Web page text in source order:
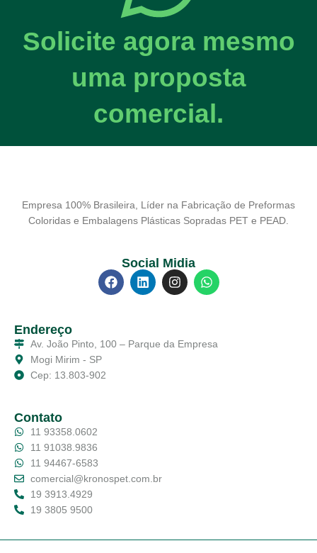
Solicite agora mesmo
uma proposta
comercial.
Empresa 100% Brasileira, Líder na Fabricação de Preformas
Coloridas e Embalagens Plásticas Sopradas PET e PEAD.
Social Midia
Endereço
Av. João Pinto, 100 – Parque da Empresa
Mogi Mirim - SP
Cep: 13.803-902
Contato
11 93358.0602
11 91038.9836
11 94467-6583
comercial@kronospet.com.br
19 3913.4929
19 3805 9500